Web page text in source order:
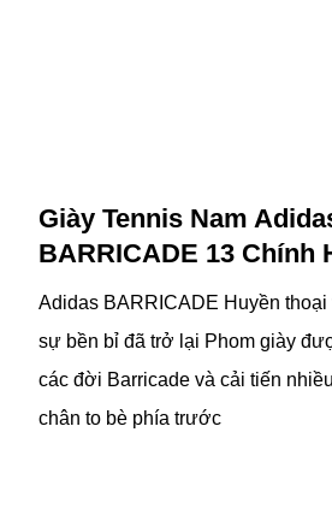
Giày Tennis Nam
BARRICADE 13 Chính
Adidas BARRICADE Huyền
sự bền bỉ đã trở lại Phom giày
các đời Barricade và cải tiến
chân to bè phía trước